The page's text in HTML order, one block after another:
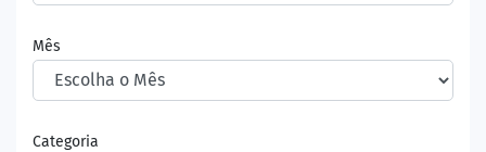
Mês
Categoria